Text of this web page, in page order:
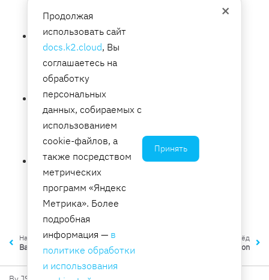
Необходимо: Да
CheckDate— Время последней проверки
целостности хранилища резервных копий.
Тип: Timestamp
Необходимо: Нет
CreationDate— Время создания хранилища
резервных копий.
Тип: Timestamp
Необходимо: Да
NumberOfRecoveryPoints— Количество
резервных копий в хранилище.
Тип: Integer
Необходимо: Да
Назад
BackupSelectionListMember
Вперёд
Configuration
×
Продолжая
использовать сайт
docs.k2.cloud, Вы
соглашаетесь на
обработку
персональных
данных, собираемых с
использованием
cookie-файлов, а
также посредством
метрических
программ «Яндекс
Метрика». Более
подробная
информация — в
политике обработки
и использования
Принять